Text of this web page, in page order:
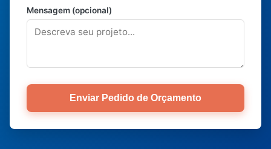
Mensagem (opcional)
Enviar Pedido de Orçamento